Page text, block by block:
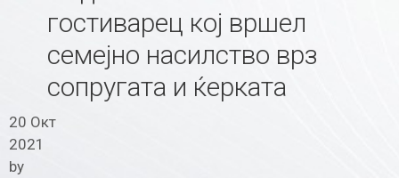
гостиварец кој вршел
семејно насилство врз
сопругата и ќерката
20 Окт
2021
by